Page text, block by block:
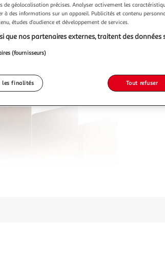
de géolocalisation précises. Analyser activement les
à des informations sur un appareil. Publicités et contenu
études d’audience et développement de services.
que nos partenaires externes, traitent des
(fournisseurs)
les finalités Tout refuser